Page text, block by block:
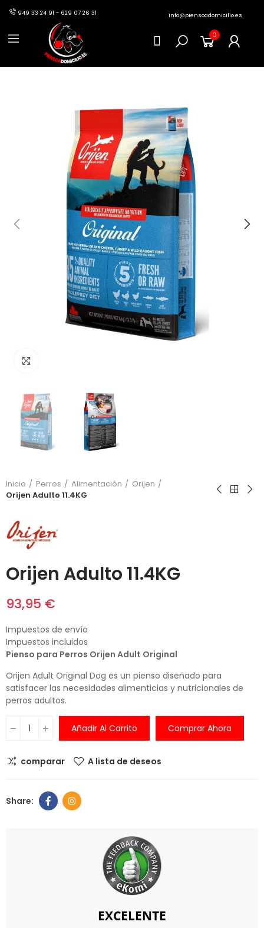
949 33 24 91 - 629 07 26 31 info@piensoadomicilio.es
0
Inicio Perros Alimentación
Orijen
Orijen Adulto 11.4KG
Orijen Adulto 11.4KG
93,95 €
Impuestos de envío
Impuestos incluidos
Pienso para Perros Orijen Adult Original
Orijen Adult Original Dog es un pienso diseñado para
satisfacer las necesidades alimenticias y nutricionales de
perros adultos.
Añadir Al Carrito Comprar Ahora
comparar A lista de deseos
EXCELENTE